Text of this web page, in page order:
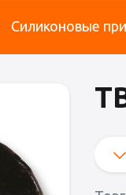
Силиконовые